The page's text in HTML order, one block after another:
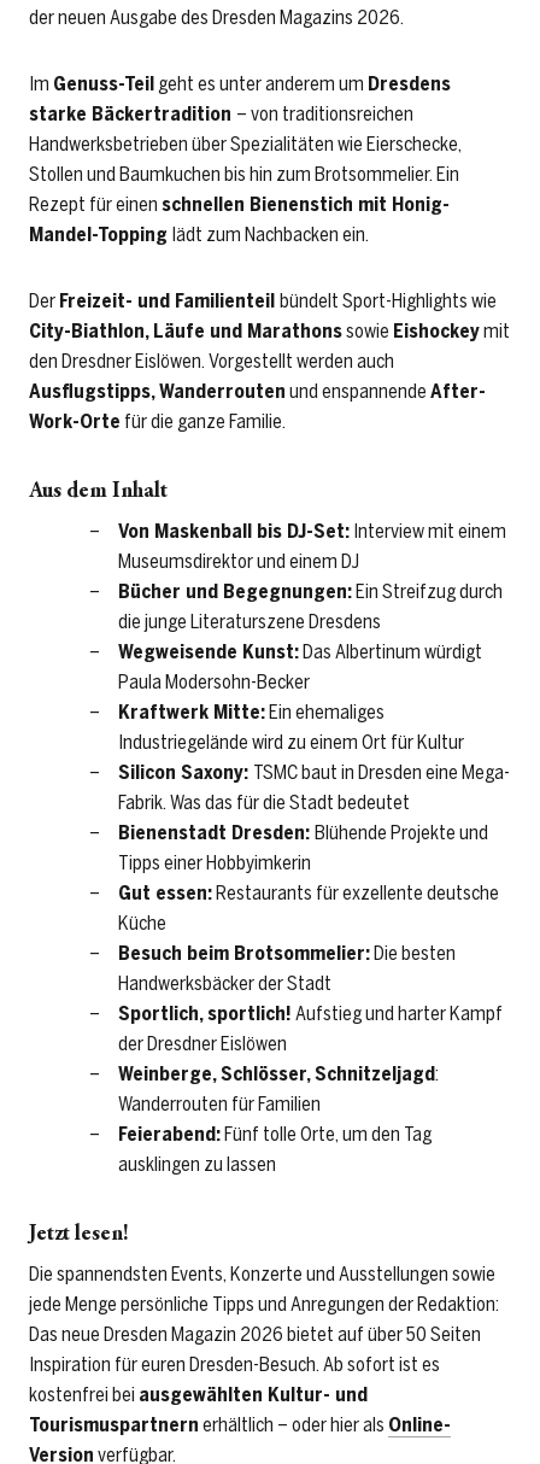
der neuen Ausgabe des Dresden Magazins 2026.
Im Genuss-Teilgeht es unter anderem um Dresdens
starke Bäckertradition – von traditionsreichen
Handwerksbetrieben über Spezialitäten wie Eierschecke,
Stollen und Baumkuchen bis hin zum Brotsommelier. Ein
Rezept für einen schnellen Bienenstich mit Honig-
Mandel-Topping lädt zum Nachbacken ein.
Der Freizeit- und Familienteil bündelt Sport-Highlights wie
City-Biathlon, Läufe und Marathonssowie Eishockeymit
den Dresdner Eislöwen. Vorgestellt werden auch
Ausflugstipps, Wanderrouten und enspannende After-
Work-Orte für die ganze Familie.
Aus dem Inhalt
Von Maskenball bis DJ-Set:Interview mit einem
Museumsdirektor und einem DJ
Bücher und Begegnungen:Ein Streifzug durch
die junge Literaturszene Dresdens
Wegweisende Kunst:Das Albertinum würdigt
Paula Modersohn-Becker
Kraftwerk Mitte:Ein ehemaliges
Industriegelände wird zu einem Ort für Kultur
Silicon Saxony: TSMC baut in Dresden eine Mega-
Fabrik. Was das für die Stadt bedeutet
Bienenstadt Dresden: Blühende Projekte und
Tipps einer Hobbyimkerin
Gut essen:Restaurants für exzellente deutsche
Küche
Besuch beim Brotsommelier:Die besten
Handwerksbäcker der Stadt
Sportlich, sportlich! Aufstieg und harter Kampf
der Dresdner Eislöwen
Weinberge, Schlösser, Schnitzeljagd:
Wanderrouten für Familien
Feierabend:Fünf tolle Orte, um den Tag
ausklingen zu lassen
Jetzt lesen!
Die spannendsten Events, Konzerte und Ausstellungen sowie
jede Menge persönliche Tipps und Anregungen der Redaktion:
Das neue Dresden Magazin 2026 bietet auf über 50 Seiten
Inspiration für euren Dresden-Besuch. Ab sofort ist es
kostenfrei bei ausgewählten Kultur- und
Tourismuspartnern erhältlich – oder hier als Online-
Version verfügbar.